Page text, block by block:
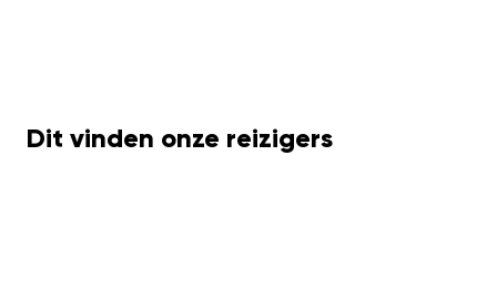
Dit vinden onze reizigers